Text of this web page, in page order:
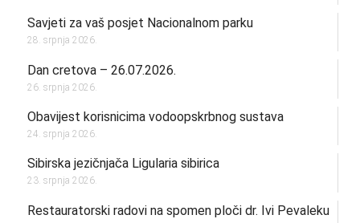
Savjeti za vaš posjet Nacionalnom parku
28. srpnja 2026.
Dan cretova – 26.07.2026.
26. srpnja 2026.
Obavijest korisnicima vodoopskrbnog sustava
24. srpnja 2026.
Sibirska jezičnjača Ligularia sibirica
23. srpnja 2026.
Restauratorski radovi na spomen ploči dr. Ivi Pevaleku